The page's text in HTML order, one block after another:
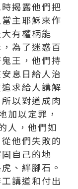
揭露他們把
主耶穌來作
有權柄能
為了迷惑百
王，他們持
息日給人治
求給人講解
以對道成肉
加以定罪，
人，他們如
他們失敗的
自己的地
、絆腳石。
講道和付出